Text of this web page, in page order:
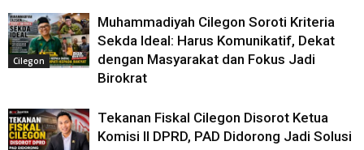
Cilegon
Muhammadiyah Cilegon Soroti Kriteria
Sekda Ideal: Harus Komunikatif, Dekat
dengan Masyarakat dan Fokus Jadi
Birokrat
Tekanan Fiskal Cilegon Disorot Ketua
Komisi II DPRD, PAD Didorong Jadi Solusi